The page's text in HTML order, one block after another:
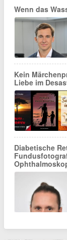
Wenn das
Kein
Liebe im
Diabetische